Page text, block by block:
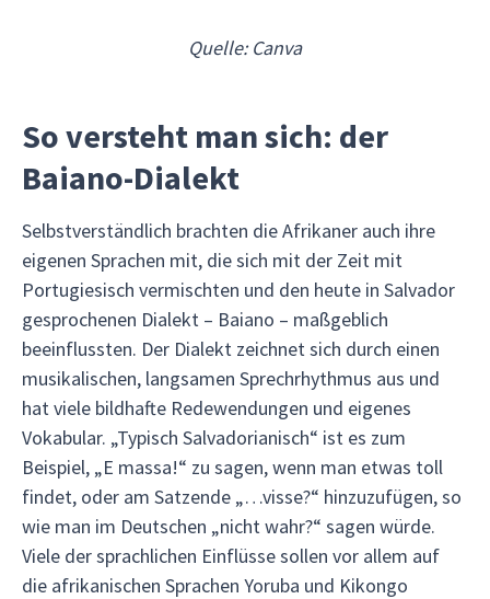
Quelle: Canva
So versteht man sich: der
Baiano-Dialekt
Selbstverständlich brachten die Afrikaner auch ihre
eigenen Sprachen mit, die sich mit der Zeit mit
Portugiesisch vermischten und den heute in Salvador
gesprochenen Dialekt – Baiano – maßgeblich
beeinflussten. Der Dialekt zeichnet sich durch einen
musikalischen, langsamen Sprechrhythmus aus und
hat viele bildhafte Redewendungen und eigenes
Vokabular. „Typisch Salvadorianisch“ ist es zum
Beispiel, „E massa!“ zu sagen, wenn man etwas toll
findet, oder am Satzende „…visse?“ hinzuzufügen, so
wie man im Deutschen „nicht wahr?“ sagen würde.
Viele der sprachlichen Einflüsse sollen vor allem auf
die afrikanischen Sprachen Yoruba und Kikongo